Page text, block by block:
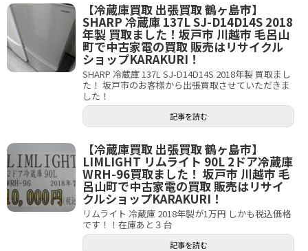
【冷蔵庫買取 出張買取 鶴ヶ島市】
SHARP 冷蔵庫 137L SJ-D14D14S 2018
年製 買取ました！坂戸市 川越市 毛呂山
町で中古家電の買取 販売はリサイクル
ショップKARAKURI！
SHARP 冷蔵庫 137L SJ-D14D14S 2018年製 買取まし
た！ 坂戸市のお客様から出張買取させていただきま
した！
記事を読む
【冷蔵庫買取 出張買取 鶴ヶ島市】
LIMLIGHT リムライト 90L 2ドア冷蔵庫
WRH-96買取ました！ 坂戸市 川越市 毛
呂山町で中古家電の買取 販売はリサイ
クルショップKARAKURI！
リムライト 冷蔵庫 2018年製が1万円 しかも税込価格
です！！在庫あと３台
記事を読む